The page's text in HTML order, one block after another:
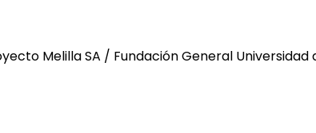
Melilla SA / Fundación General